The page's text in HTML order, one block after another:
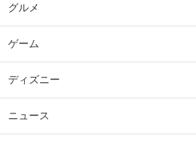
グルメ
ゲーム
ディズニー
ニュース